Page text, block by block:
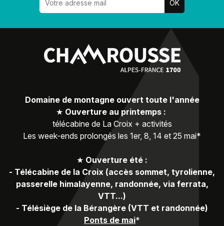
Domaine de montagne ouvert toute l'année
★ Ouverture au printemps :
télécabine de La Croix + activités
Les week-ends prolongés les 1er, 8, 14 et 25 mai*
★ Ouverture été :
- Télécabine de la Croix (accès sommet, tyrolienne,
passerelle himalayenne, randonnée, via ferrata,
VTT...)
- Télésiège de la Bérangère (VTT et randonnée)
Ponts de mai*